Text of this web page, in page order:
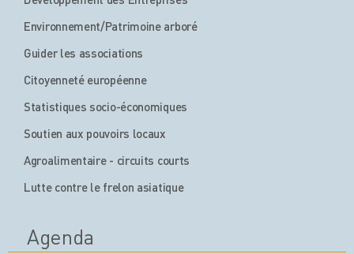
Environnement/Patrimoine arboré
Guider les associations
Citoyenneté européenne
Statistiques socio-économiques
Soutien aux pouvoirs locaux
Agroalimentaire - circuits courts
Lutte contre le frelon asiatique
Agenda